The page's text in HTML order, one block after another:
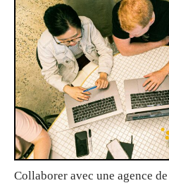
Collaborer avec une agence